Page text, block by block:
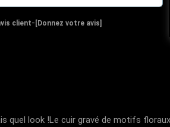
client- [Donnez votre avis]
quel look !Le cuir gravé de motifs